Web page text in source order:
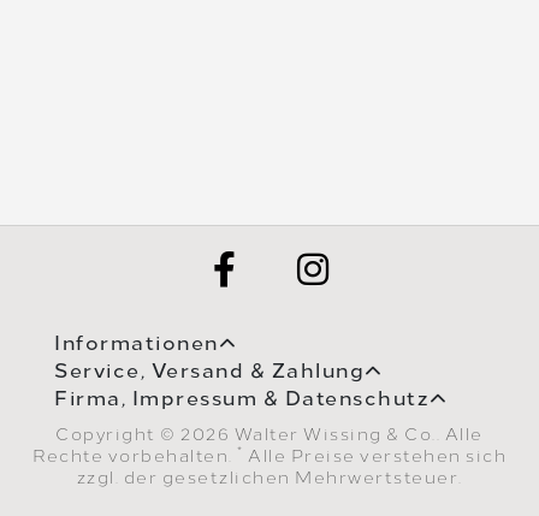
Informationen
Service, Versand & Zahlung
Firma, Impressum & Datenschutz
Copyright © 2026 Walter Wissing & Co.. Alle
Rechte vorbehalten.
* Alle Preise verstehen sich
zzgl. der gesetzlichen Mehrwertsteuer.